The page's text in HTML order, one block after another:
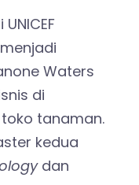
Waters
di
tanaman.
kedua
dan